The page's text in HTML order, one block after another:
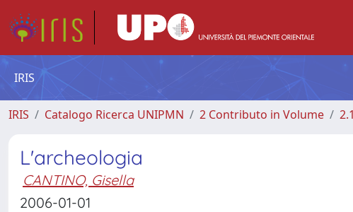
IRIS
IRIS Catalogo Ricerca UNIPMN 2 Contributo in Volume
L'archeologia
CANTINO, Gisella
2006-01-01